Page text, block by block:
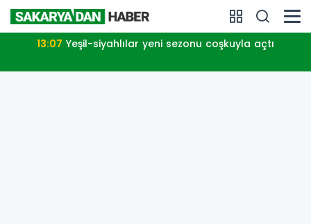
13:07 Yeşil-siyahlılar yeni sezonu coşkuyla açtı